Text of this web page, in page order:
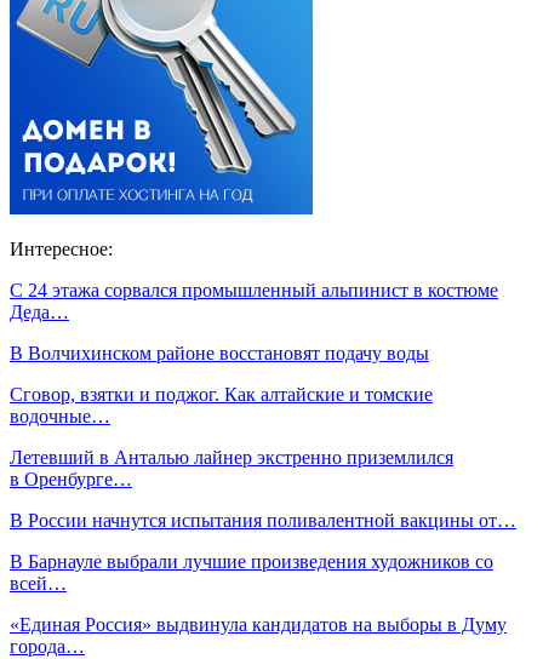
Интересное:
С 24 этажа сорвался промышленный альпинист в костюме
Деда…
В Волчихинском районе восстановят подачу воды
Сговор, взятки и поджог. Как алтайские и томские
водочные…
Летевший в Анталью лайнер экстренно приземлился
в Оренбурге…
В России начнутся испытания поливалентной вакцины от…
В Барнауле выбрали лучшие произведения художников со
всей…
«Единая Россия» выдвинула кандидатов на выборы в Думу
города…